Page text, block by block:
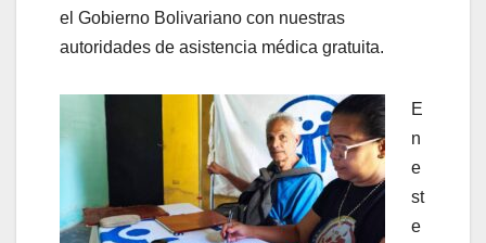
el Gobierno Bolivariano con nuestras
autoridades de asistencia médica gratuita.
E
n
e
st
e